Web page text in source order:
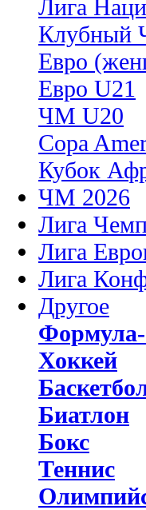
Лига
Клубный
Евро
Евро U21
ЧМ U20
Copa
Кубок
ЧМ 2026
Лига
Лига
Лига
Другое
Хоккей
Биатлон
Бокс
Теннис